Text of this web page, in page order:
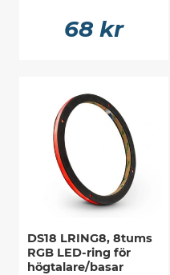
68 kr
DS18 LRING8, 8tums
RGB LED-ring för
högtalare/basar